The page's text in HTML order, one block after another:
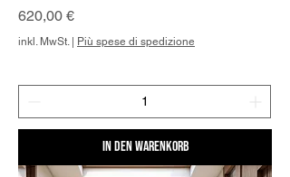
Preis
620,00 €
inkl. MwSt.| Più spese di spedizione
In den Warenkorb